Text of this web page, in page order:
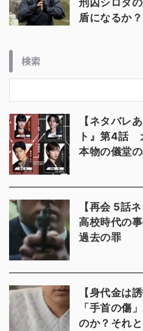
盾になるか？
検索
【ネタバレ
ト』第4話
本物の儀堂
【再会 5話
高校時代の
過去の罪
【身代金は
「手首の傷
のか？それ